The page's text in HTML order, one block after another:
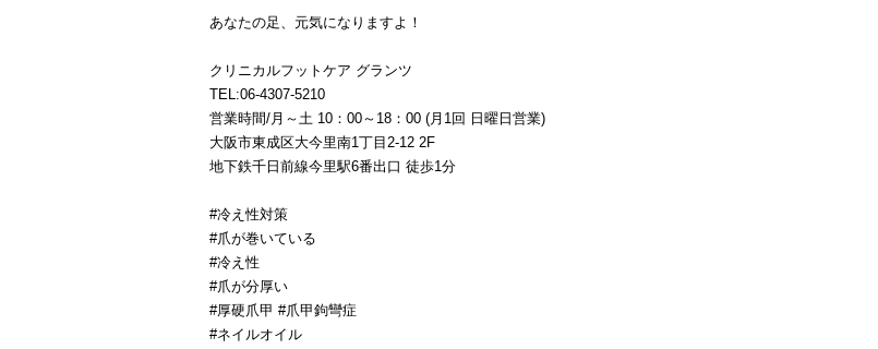
あなたの足、元気になりますよ！
クリニカルフットケア グランツ
TEL:06-4307-5210
営業時間/月～土 10：00～18：00 (月1回 日曜日営業)
大阪市東成区大今里南1丁目2-12 2F
地下鉄千日前線今里駅6番出口 徒歩1分
#冷え性対策
#爪が巻いている
#冷え性
#爪が分厚い
#厚硬爪甲 #爪甲鉤彎症
#ネイルオイル